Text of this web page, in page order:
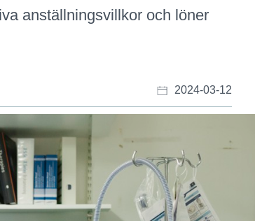
anställningsvillkor och löner
2024-03-12